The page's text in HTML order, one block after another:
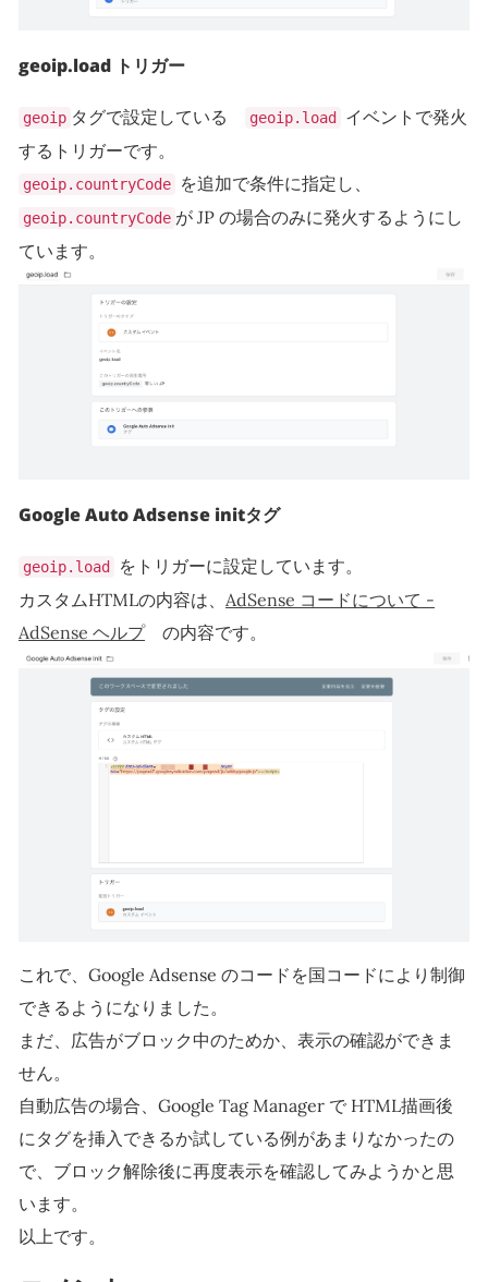
geoip.load トリガー
geoip タグで設定している geoip.load
イベントで発火
するトリガーです。
geoip.countryCode を追加で条件に指定し、
geoip.countryCode が JP の場合のみに発火するようにし
ています。
Google Auto Adsense initタグ
geoip.load
をトリガーに設定しています。
カスタムHTMLの内容は、 AdSense コードについて -
AdSense ヘルプの内容です。
これで、Google Adsense のコードを国コードにより制御
できるようになりました。
まだ、広告がブロック中のためか、表示の確認ができま
せん。
自動広告の場合、Google Tag Manager で HTML描画後
にタグを挿入できるか試している例があまりなかったの
で、ブロック解除後に再度表示を確認してみようかと思
います。
以上です。